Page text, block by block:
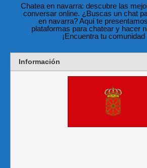
Chatea en navarra: descubre las
conversar online. ¿Buscas un chat
en navarra? Aquí te
plataformas para chatear y hacer
¡Encuentra tu comunidad
Información